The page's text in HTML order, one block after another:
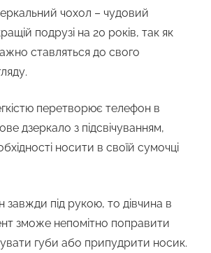
чохол – чудовий
подрузі на 20 років, так як
ставляться до свого
перетворює телефон в
дзеркало з підсвічуванням,
носити в своїй сумочці
завжди під рукою, то дівчина в
зможе непомітно поправити
губи або припудрити носик.